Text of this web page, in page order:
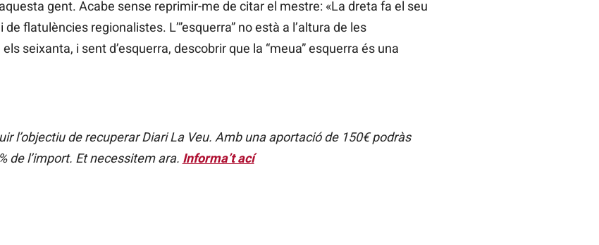
gent. Acabe sense reprimir-me de citar el mestre: «La dreta fa el seu
flatulències regionalistes. L’”esquerra” no està a l’altura de les
seixanta, i sent d’esquerra, descobrir que la “meua” esquerra és una
l’objectiu de recuperar Diari La Veu. Amb una aportació de 150€ podràs
de l’import. Et necessitem ara. Informa’t ací